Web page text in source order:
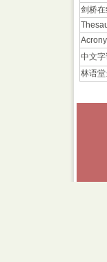
剑桥
中文
林语